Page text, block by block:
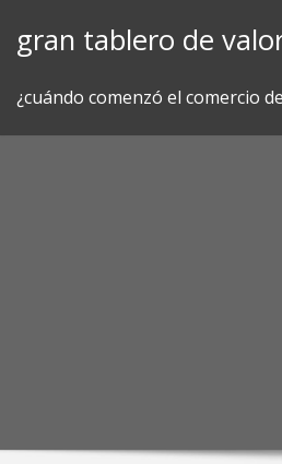
gran tablero de
¿cuándo comenzó el comercio